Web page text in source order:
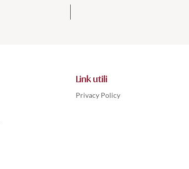
Link utili
Privacy Policy